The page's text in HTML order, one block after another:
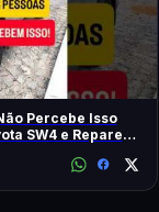
Percebe Isso
SW4 e Repare